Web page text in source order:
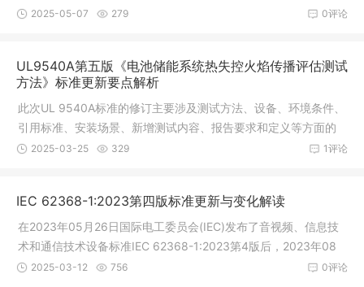
配使用。其中，IEC 60335-2-65:2023, AS/NZS 60335.2.65:2
0评论
2025-05-07 279
UL9540A第五版《电池储能系统热失控火焰传播评估测试
方法》标准更新要点解析
此次UL 9540A标准的修订主要涉及测试方法、设备、环境条件、
引用标准、安装场景、新增测试内容、报告要求和定义等方面的
变更。这些变更旨在提高测试的准确性和适用性，确保电池储能1评论
2025-03-25 329
IEC 62368-1:2023第四版标准更新与变化解读
在2023年05月26日国际电工委员会(IEC)发布了音视频、信息技
术和通信技术设备标准IEC 62368-1:2023第4版后，2023年08
月18日IECEE终于发布了TRF模板，为新版标准的实施和应用做好
0评论
2025-03-12 756